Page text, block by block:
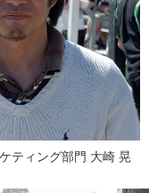
ティング部門 大崎 晃